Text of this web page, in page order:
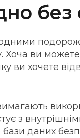
без
Хоча ви
ви хочете
з
даних